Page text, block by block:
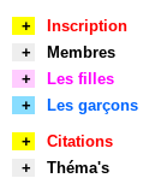
+
Inscription
+
Membres
+
Les filles
+
Les garçons
+
Citations
+
Théma's